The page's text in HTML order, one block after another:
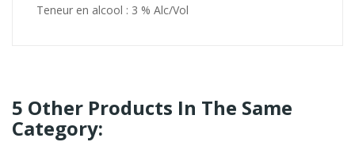
Teneur en alcool : 3 % Alc/Vol
5 Other Products In The Same
Category: